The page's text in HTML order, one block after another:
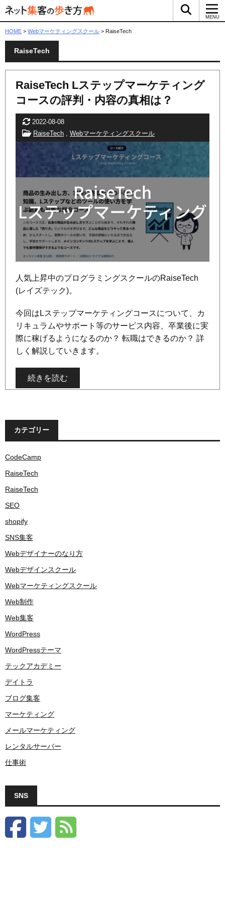
メ
MENU
検索ボ
HOME > Webマーケティングスクール > RaiseTech
RaiseTech
RaiseTech Lステップマーケティング
コースの評判・内容の真相は？
更新日
2022-08-08
カテゴリー
RaiseTech Webマーケティングスクール
人気上昇中のプログラミングスクールのRaiseTech
(レイズテック)。
今回はLステップマーケティングコースについて、カ
リキュラムやサポート等のサービス内容、卒業後に実
際に稼げるようになるのか？ 転職はできるのか？ 詳
しく解説していきます。
続きを読む
カテゴリー
CodeCamp
RaiseTech
RaiseTech
SEO
shopify
SNS集客
Webデザイナーのなり方
Webデザインスクール
Webマーケティングスクール
Web制作
Web集客
WordPress
WordPressテーマ
テックアカデミー
デイトラ
ブログ集客
マーケティング
メールマーケティング
レンタルサーバー
仕事術
SNS